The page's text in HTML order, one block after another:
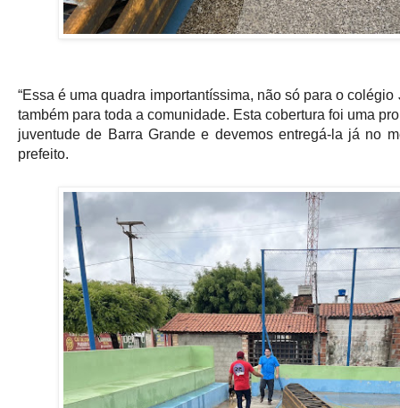
“Essa é uma quadra importantíssima, não só para o colégio
também para toda a comunidade. Esta cobertura foi uma
juventude de Barra Grande e devemos entregá-la já no
prefeito.